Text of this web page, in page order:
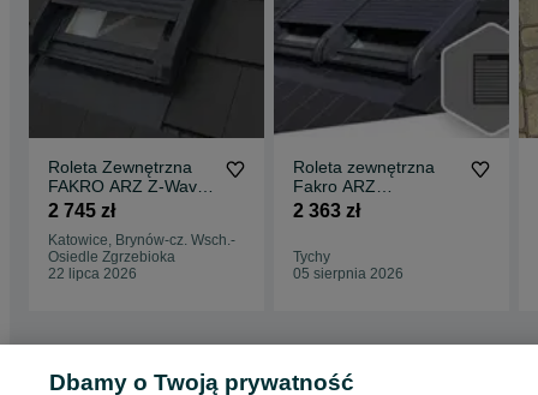
Roleta Zewnętrzna
FAKRO ARZ Z-Wave
Solar Okno Dachowe
Polska
2 745 zł
Katowice, Brynów-cz. Wsch.-
Osiedle Zgrzebioka
22 lipca 2026
Roleta zewnętrzna
Fakro ARZ
KOMFORT SOLAR
2 363 zł
Tychy
05 sierpnia 2026
Dbamy o Twoją prywatność